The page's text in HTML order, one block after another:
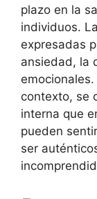
plazo en la
individuos.
expresadas
ansiedad, la
contexto, se
interna que
pueden
ser